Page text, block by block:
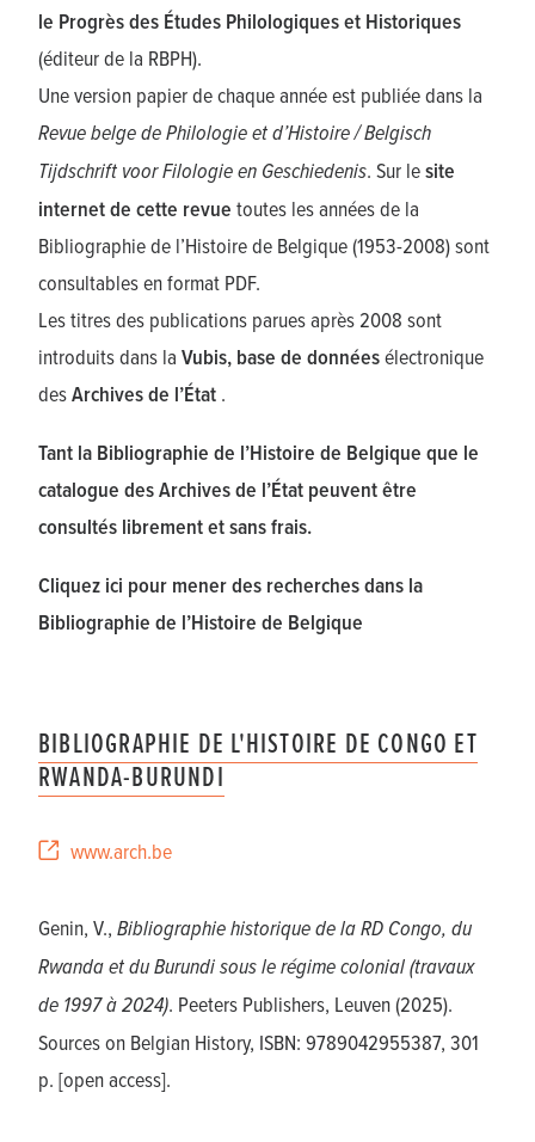
le Progrès des Études Philologiques et Historiques
(éditeur de la RBPH).
Une version papier de chaque année est publiée dans la
Revue belge de Philologie et d’Histoire / Belgisch
Tijdschrift voor Filologie en Geschiedenis. Sur lesite
internet de cette revue toutes les années de la
Bibliographie de l’Histoire de Belgique (1953-2008) sont
consultables en format PDF.
Les titres des publications parues après 2008 sont
introduits dans la Vubis, base de donnéesélectronique
desArchives de l’État .
Tant la Bibliographie de l’Histoire de Belgique que le
catalogue des Archives de l’État peuvent être
consultés librement et sans frais.
Cliquez ici pour mener des recherches dans la
Bibliographie de l’Histoire de Belgique
BIBLIOGRAPHIE DE L'HISTOIRE DE CONGO ET
RWANDA-BURUNDI
www.arch.be
Genin, V., Bibliographie historique de la RD Congo, du
Rwanda et du Burundi sous le régime colonial (travaux
de 1997 à 2024). Peeters Publishers, Leuven (2025).
Sources on Belgian History, ISBN: 9789042955387, 301
p. [open access].